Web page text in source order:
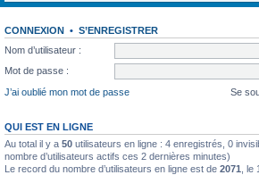
CONNEXION • S’ENREGISTRER
Nom d’utilisateur :
Mot de passe :
J’ai oublié mon mot de passe
Se
QUI EST EN LIGNE
Au total il y a 50 utilisateurs en ligne : 4 enregistrés, 0
nombre d’utilisateurs actifs ces 2 dernières minutes)
Le record du nombre d’utilisateurs en ligne est de 2071 ,